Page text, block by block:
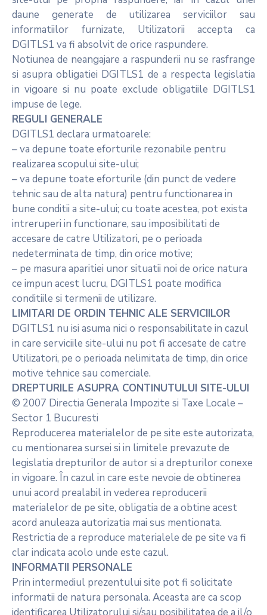
daune generate de utilizarea serviciilor sau
informatiilor furnizate, Utilizatorii accepta ca
DGITLS1 va fi absolvit de orice raspundere.
Notiunea de neangajare a raspunderii nu se rasfrange
si asupra obligatiei DGITLS1 de a respecta legislatia
in vigoare si nu poate exclude obligatiile DGITLS1
impuse de lege.
REGULI GENERALE
DGITLS1 declara urmatoarele:
– va depune toate eforturile rezonabile pentru
realizarea scopului site-ului;
– va depune toate eforturile (din punct de vedere
tehnic sau de alta natura) pentru functionarea in
bune conditii a site-ului; cu toate acestea, pot exista
intreruperi in functionare, sau imposibilitati de
accesare de catre Utilizatori, pe o perioada
nedeterminata de timp, din orice motive;
– pe masura aparitiei unor situatii noi de orice natura
ce impun acest lucru, DGITLS1 poate modifica
conditiile si termenii de utilizare.
LIMITARI DE ORDIN TEHNIC ALE SERVICIILOR
DGITLS1 nu isi asuma nici o responsabilitate in cazul
in care serviciile site-ului nu pot fi accesate de catre
Utilizatori, pe o perioada nelimitata de timp, din orice
motive tehnice sau comerciale.
DREPTURILE ASUPRA CONTINUTULUI SITE-ULUI
© 2007 Directia Generala Impozite si Taxe Locale –
Sector 1 Bucuresti
Reproducerea materialelor de pe site este autorizata,
cu mentionarea sursei si in limitele prevazute de
legislatia drepturilor de autor si a drepturilor conexe
in vigoare. În cazul in care este nevoie de obtinerea
unui acord prealabil in vederea reproducerii
materialelor de pe site, obligatia de a obtine acest
acord anuleaza autorizatia mai sus mentionata.
Restrictia de a reproduce materialele de pe site va fi
clar indicata acolo unde este cazul.
INFORMATII PERSONALE
Prin intermediul prezentului site pot fi solicitate
informatii de natura personala. Aceasta are ca scop
identificarea Utilizatorului si/sau posibilitatea de a il/o